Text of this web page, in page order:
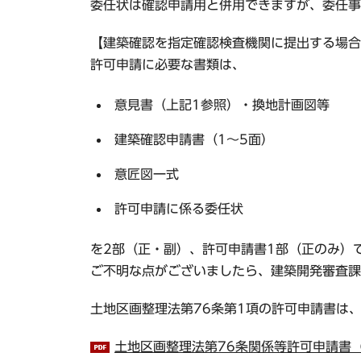
委任状は確認申請用と併用できますが、委任
【建築確認を指定確認検査機関に提出する場
許可申請に必要な書類は、
意見書（上記1参照）・換地計画図等
建築確認申請書（1～5面）
意匠図一式
許可申請に係る委任状
を2部（正・副）、許可申請書1部（正のみ）
ご不明な点がございましたら、 建築開発審査課
土地区画整理法第76条第1項の許可申請書は
土地区画整理法第76条関係等許可申請書